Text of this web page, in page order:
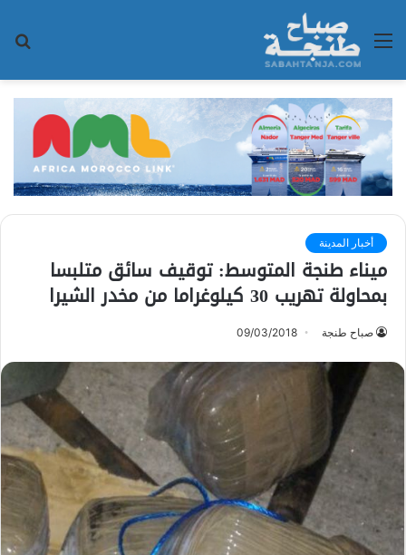
القائمة
أخبار المدينة
ميناء طنجة المتوسط: توقيف سائق متلبسا
بمحاولة تهريب 30 كيلوغراما من مخدر الشيرا
صباح طنجة 09/03/2018